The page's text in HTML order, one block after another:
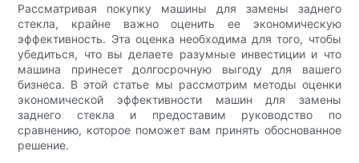
Рассматривая покупку машины для замены заднего
стекла, крайне важно оценить ее экономическую
эффективность. Эта оценка необходима для того, чтобы
убедиться, что вы делаете разумные инвестиции и что
машина принесет долгосрочную выгоду для вашего
бизнеса. В этой статье мы рассмотрим методы оценки
экономической эффективности машин для замены
заднего стекла и предоставим руководство по
сравнению, которое поможет вам принять обоснованное
решение.